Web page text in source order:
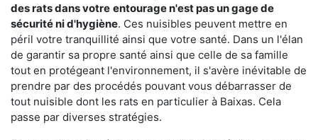
des rats dans votre entourage n'est pas un gage de
sécurité ni d'hygiène. Ces nuisibles peuvent mettre en
péril votre tranquillité ainsi que votre santé. Dans un l'élan
de garantir sa propre santé ainsi que celle de sa famille
tout en protégeant l'environnement, il s'avère inévitable de
prendre par des procédés pouvant vous débarrasser de
tout nuisible dont les rats en particulier à Baixas. Cela
passe par diverses stratégies.